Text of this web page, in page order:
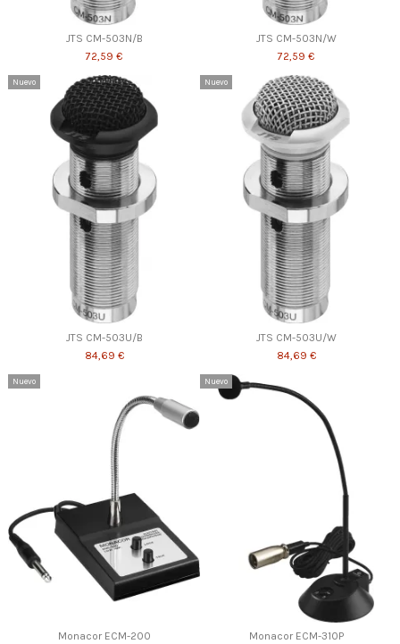
JTS CM-503N/B
72,59 €
JTS CM-503N/W
72,59 €
Nuevo
JTS CM-503U/B
84,69 €
Nuevo
JTS CM-503U/W
84,69 €
Nuevo
Monacor ECM-200
Nuevo
Monacor ECM-310P